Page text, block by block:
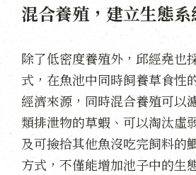
混合養殖，建立生態系
除了低密度養殖外，邱經堯也
式，在魚池中同時飼養草食性
經濟來源，同時混合養殖可以
類排泄物的草蝦、可以淘汰虛
及可撿拾其他魚沒吃完飼料的
方式，不僅能增加池子中的生